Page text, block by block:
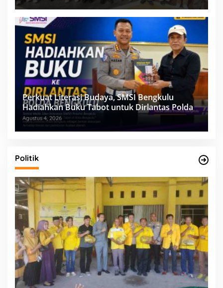
Perkuat Literasi Budaya, SMSI Bengkulu
Hadiahkan Buku Tabot untuk Dirlantas Polda
Agustus 4, 2026
Politik